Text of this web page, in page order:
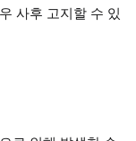
사후 고지할 수 있